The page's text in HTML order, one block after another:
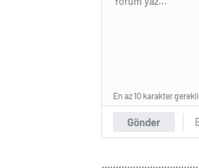
Gönder
En az 10 karakter gerekli